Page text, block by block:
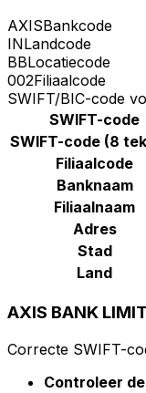
AXISBankcode
INLandcode
BBLocatiecode
002Filiaalcode
SWIFT/BIC-code
SWIFT-code
SWIFT-code (8
Filiaalcode
Banknaam
Filiaalnaam
Adres
Stad
Land
AXIS BANK
Correcte SWIFT-
Controleer